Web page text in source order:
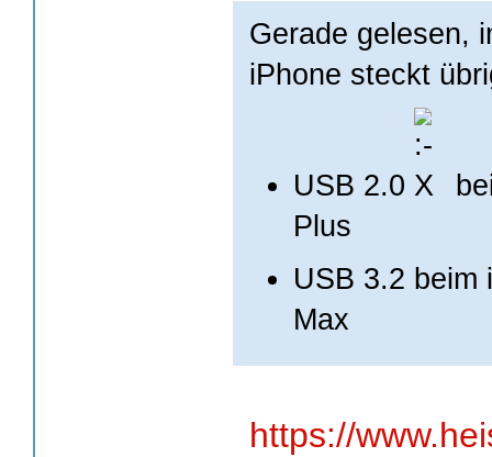
Gerade gelesen,
iPhone steckt
USB 2.0
Plus
USB 3.2 beim
Max
https://